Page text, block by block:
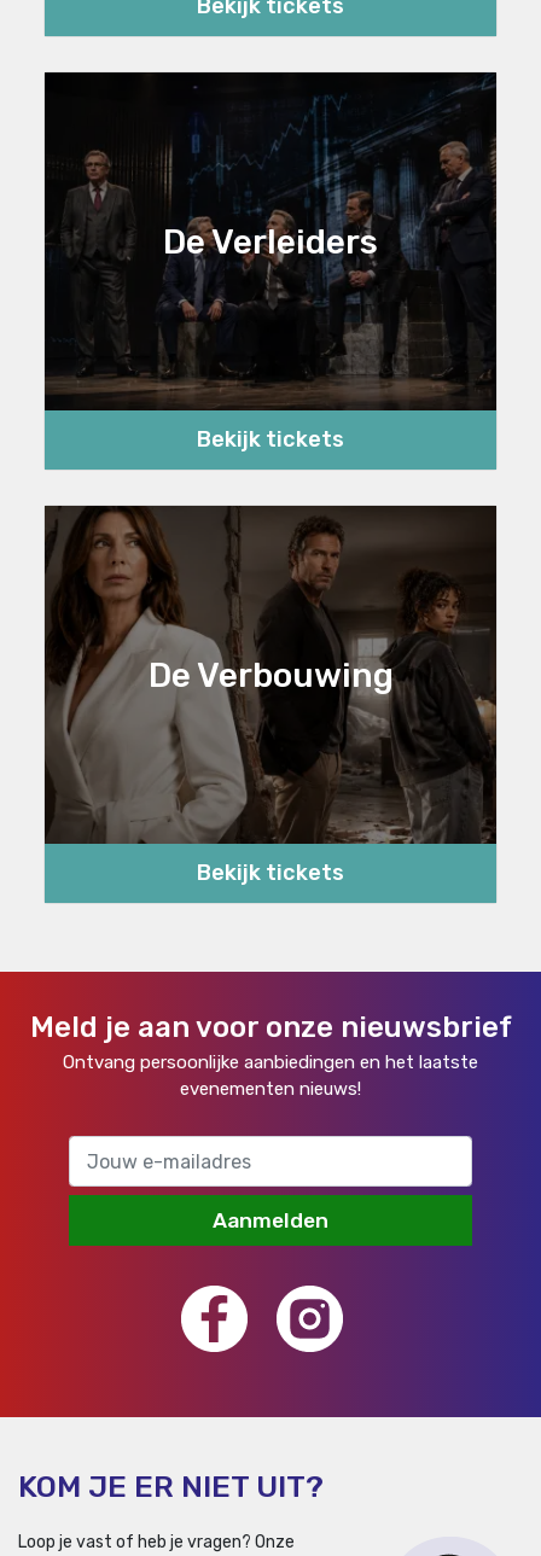
Bekijk tickets
De Verleiders
Bekijk tickets
De Verbouwing
Bekijk tickets
Meld je aan voor onze nieuwsbrief
Ontvang persoonlijke aanbiedingen en het laatste
evenementen nieuws!
Aanmelden
KOM JE ER NIET UIT?
Loop je vast of heb je vragen? Onze